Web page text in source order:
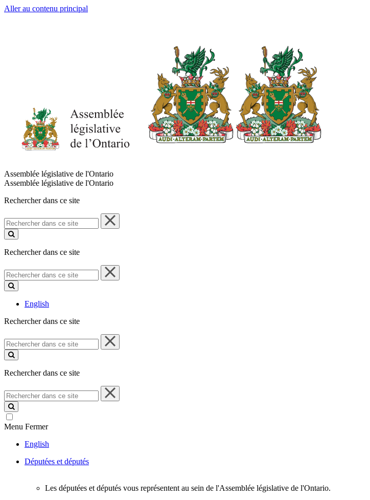
Aller au contenu principal
Assemblée législative de l'Ontario
Assemblée législative de l'Ontario
Rechercher dans ce site
Rechercher
dans
ce
Rechercher dans ce site
Rechercher
dans
ce
English
Rechercher dans ce site
Rechercher
dans
ce
Rechercher dans ce site
Rechercher
dans
ce
site
Menu Fermer
English
Députées et députés
Les députées et députés vous représentent au sein de l'Assemblée législative de l'Ontario.